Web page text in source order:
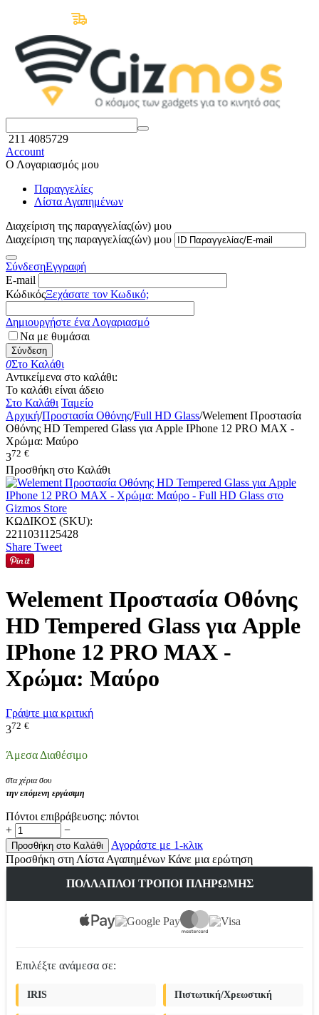
211 4085729
Account
Ο Λογαριασμός μου
Παραγγελίες
Λίστα Αγαπημένων
Διαχείριση της παραγγελίας(ών) μου
Διαχείριση της παραγγελίας(ών) μου
ΣύνδεσηΕγγραφή
E-mail
ΚώδικόςΞεχάσατε τον Κωδικό;
Δημιουργήστε ένα Λογαριασμό
Να με θυμάσαι
Σύνδεση
0Στο Καλάθι
Αντικείμενα στο καλάθι:
Το καλάθι είναι άδειο
Στο Καλάθι Ταμείο
Αρχική/Προστασία Οθόνης/Full HD Glass/Welement Προστασία
Οθόνης HD Tempered Glass για Apple IPhone 12 PRO MAX -
Χρώμα: Μαύρο
372 €
Προσθήκη στο Καλάθι
ΚΩΔΙΚΟΣ (SKU):
2211031125428
Share Tweet
Welement Προστασία Οθόνης
HD Tempered Glass για Apple
IPhone 12 PRO MAX -
Χρώμα: Μαύρο
Γράψτε μια κριτική
372 €
Άμεσα Διαθέσιμο
στα χέρια σου
την επόμενη εργάσιμη
Πόντοι επιβράβευσης: πόντοι
+
−
Προσθήκη στο Καλάθι
Αγοράστε με 1-κλικ
Προσθήκη στη Λίστα Αγαπημένων Κάνε μια ερώτηση
ΠΟΛΛΑΠΛΟΊ ΤΡΌΠΟΙ ΠΛΗΡΩΜΉΣ
Επιλέξτε ανάμεσα σε:
IRIS Πιστωτική/Χρεωστική